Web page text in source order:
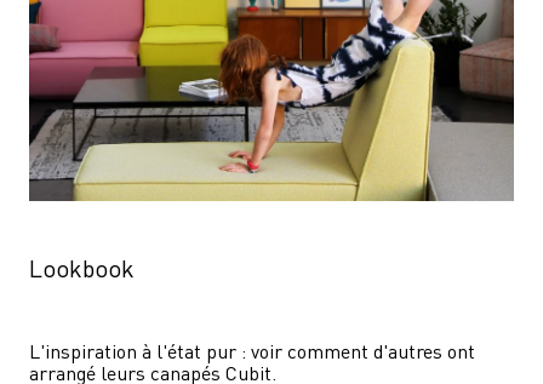
Lookbook
L'inspiration à l'état pur : voir comment d'autres ont
arrangé leurs canapés Cubit.